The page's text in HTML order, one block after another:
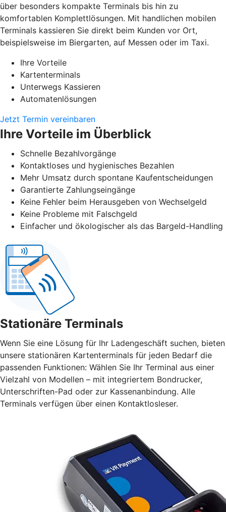
über besonders kompakte Terminals bis hin zu
komfortablen Komplettlösungen. Mit handlichen mobilen
Terminals kassieren Sie direkt beim Kunden vor Ort,
beispielsweise im Biergarten, auf Messen oder im Taxi.
Ihre Vorteile
Kartenterminals
Unterwegs Kassieren
Automatenlösungen
Jetzt Termin vereinbaren
Ihre Vorteile im Überblick
Schnelle Bezahlvorgänge
Kontaktloses und hygienisches Bezahlen
Mehr Umsatz durch spontane Kaufentscheidungen
Garantierte Zahlungseingänge
Keine Fehler beim Herausgeben von Wechselgeld
Keine Probleme mit Falschgeld
Einfacher und ökologischer als das Bargeld-Handling
Stationäre Terminals
Wenn Sie eine Lösung für Ihr Ladengeschäft suchen, bieten
unsere stationären Kartenterminals für jeden Bedarf die
passenden Funktionen: Wählen Sie Ihr Terminal aus einer
Vielzahl von Modellen – mit integriertem Bondrucker,
Unterschriften-Pad oder zur Kassenanbindung. Alle
Terminals verfügen über einen Kontaktlosleser.